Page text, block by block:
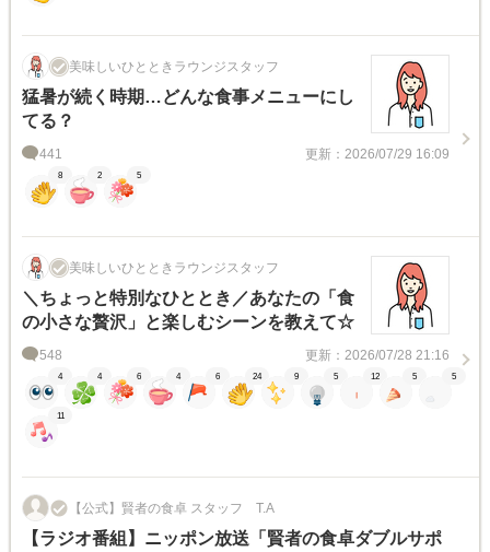
美味しいひとときラウンジスタッフ
猛暑が続く時期…どんな食事メニューにし
てる？
441 更新：2026/07/29 16:09
8 2 5
美味しいひとときラウンジスタッフ
＼ちょっと特別なひととき／あなたの「食
の小さな贅沢」と楽しむシーンを教えて☆
548 更新：2026/07/28 21:16
4 4 6 4 6 24 9 5 12 5 5
11
【公式】賢者の食卓 スタッフ T.A
【ラジオ番組】ニッポン放送「賢者の食卓ダブルサポ